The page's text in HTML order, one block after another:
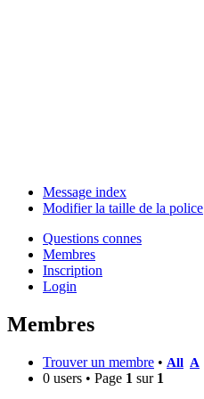
Message index
Modifier la taille de la police
Questions connes
Membres
Inscription
Login
Membres
Trouver un membre • All A
0 users • Page 1 sur 1